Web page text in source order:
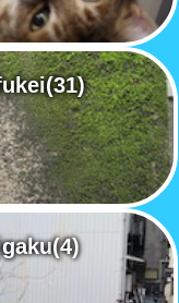
(31)
(4)